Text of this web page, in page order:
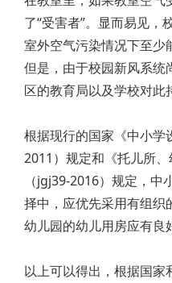
了“受害者”。显而易见，
室外空气污染情况下至少
但是，由于校园新风系统
区的教育局以及学校对此
根据现行的国家《中小
2011）规定和《托儿所、
（jgj39-2016）规定，中
择中，应优先采用有组织
幼儿园的幼儿用房应有良
以上可以得出，根据国